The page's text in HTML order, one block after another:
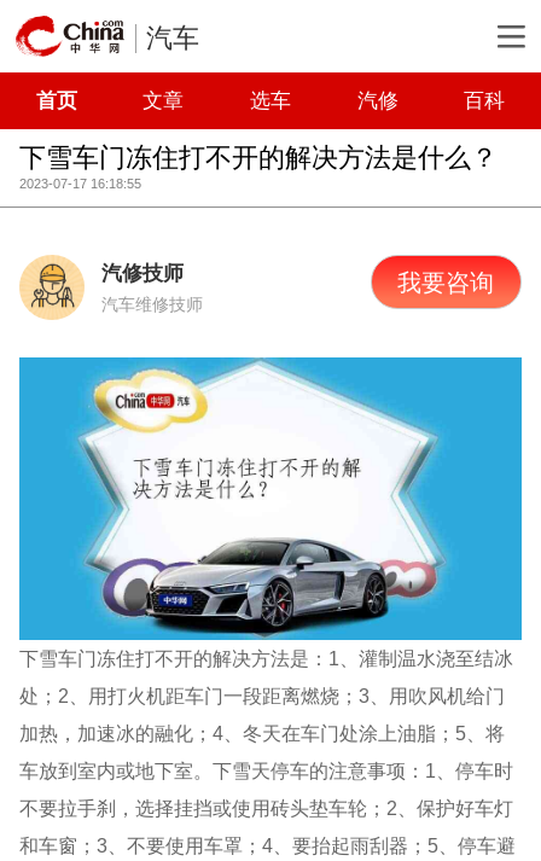
汽车
首页 文章 选车 汽修 百科
下雪车门冻住打不开的解决方法是什么？
2023-07-17 16:18:55
汽修技师
汽车维修技师
我要咨询
下雪车门冻住打不开的解决方法是：1、灌制温水浇至结冰
处；2、用打火机距车门一段距离燃烧；3、用吹风机给门
加热，加速冰的融化；4、冬天在车门处涂上油脂；5、将
车放到室内或地下室。下雪天停车的注意事项：1、停车时
不要拉手刹，选择挂挡或使用砖头垫车轮；2、保护好车灯
和车窗；3、不要使用车罩；4、要抬起雨刮器；5、停车避